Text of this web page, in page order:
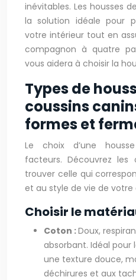
inévitables. Les housses
la solution idéale pour
votre intérieur tout en
compagnon à quatre
vous aidera à choisir la
Types de
coussins
formes et
Le choix d’une
facteurs. Découvrez les
trouver celle qui
et au style de vie de votre
Choisir le
Coton :Doux,
absorbant. Idéal pour
une texture douce,
déchirures et aux